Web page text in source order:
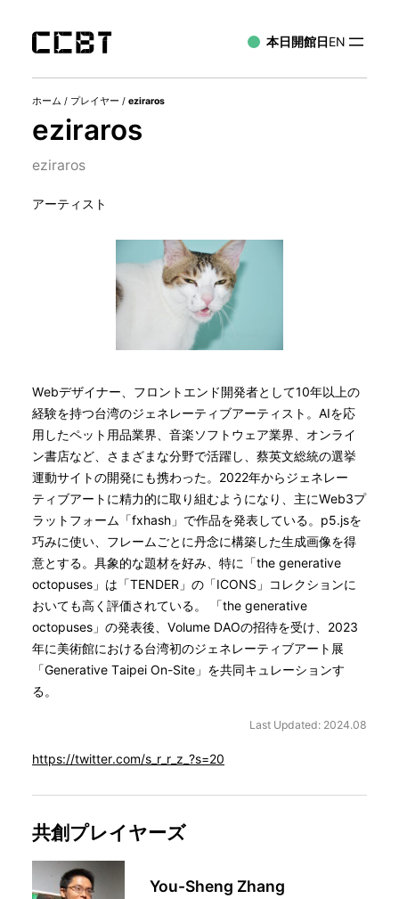
本日開館日EN
ホーム / プレイヤー / eziraros
eziraros
eziraros
アーティスト
Webデザイナー、フロントエンド開発者として10年以上の
経験を持つ台湾のジェネレーティブアーティスト。AIを応
用したペット用品業界、音楽ソフトウェア業界、オンライ
ン書店など、さまざまな分野で活躍し、蔡英文総統の選挙
運動サイトの開発にも携わった。2022年からジェネレー
ティブアートに精力的に取り組むようになり、主にWeb3プ
ラットフォーム「fxhash」で作品を発表している。p5.jsを
巧みに使い、フレームごとに丹念に構築した生成画像を得
意とする。具象的な題材を好み、特に「the generative
octopuses」は「TENDER」の「ICONS」コレクションに
おいても高く評価されている。 「the generative
octopuses」の発表後、Volume DAOの招待を受け、2023
年に美術館における台湾初のジェネレーティブアート展
「Generative Taipei On-Site」を共同キュレーションす
る。
Last Updated: 2024.08
https://twitter.com/s_r_r_z_?s=20
共創プレイヤーズ
You-Sheng Zhang